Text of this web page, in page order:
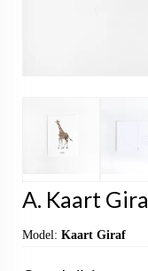
A. Kaart
Model: Kaart Giraf